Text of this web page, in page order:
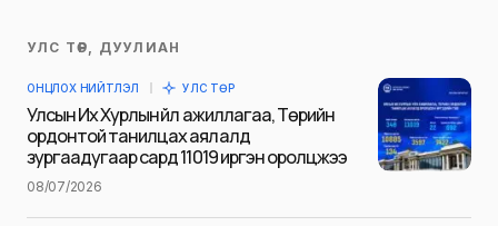
Таны имэйл хаягийг нийтлэхгүй.
тэмдэглэсэн
Name
УЛС ТӨР, ДУУЛИАН
ОНЦЛОХ НИЙТЛЭЛ УЛС ТӨР
Улсын Их Хурлын үйл ажиллагаа, Төрийн
ордонтой танилцах аялалд
зургаадугаар сард 11019 иргэн оролцжээ
08/07/2026